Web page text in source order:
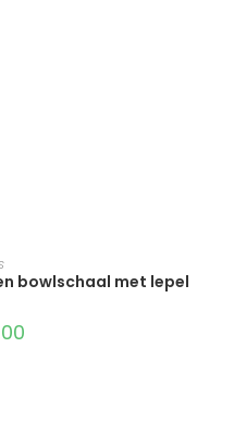
bowlschaal met lepel